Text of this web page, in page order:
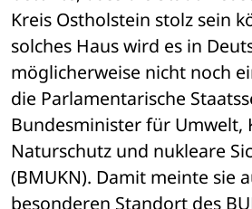
Kreis Ostholstein stolz sein
solches Haus wird es in
möglicherweise nicht noch
die Parlamentarische
Bundesminister für Umwelt,
Naturschutz und nukleare
(BMUKN). Damit meinte sie
besonderen Standort des